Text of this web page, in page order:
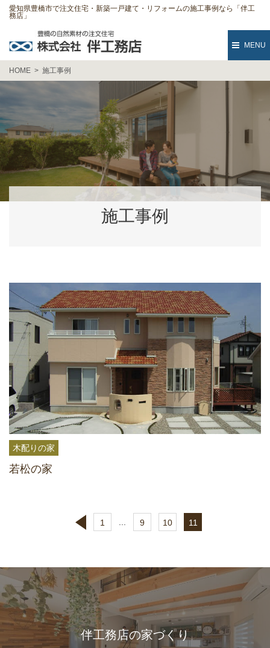
愛知県豊橋市で注文住宅・新築一戸建て・リフォームの施工事例なら「伴工
務店」
MENU
HOME 施工事例
施工事例
木配りの家
若松の家
1 9 10 11
伴工務店の家づくり